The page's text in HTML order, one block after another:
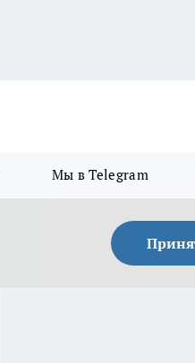
Мы в Telegram